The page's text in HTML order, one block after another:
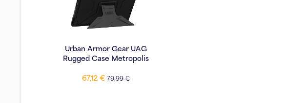
Urban Armor Gear UAG
Rugged Case Metropolis
67,12 € 79,99 €